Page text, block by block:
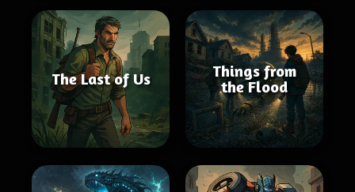
The Last of Us
Things from
the Flood